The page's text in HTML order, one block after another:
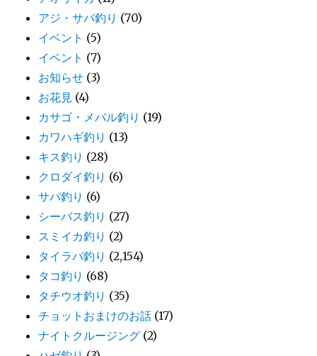
アジ・サバ釣り (70)
イベント (5)
イベント (7)
お知らせ (3)
お花見 (4)
カサゴ・メバル釣り (19)
カワハギ釣り (13)
キス釣り (28)
クロダイ釣り (6)
サバ釣り (6)
シーバス釣り (27)
スミイカ釣り (2)
タイラバ釣り (2,154)
タコ釣り (68)
タチウオ釣り (35)
チョットおまけのお話 (17)
ナイトクルージング (2)